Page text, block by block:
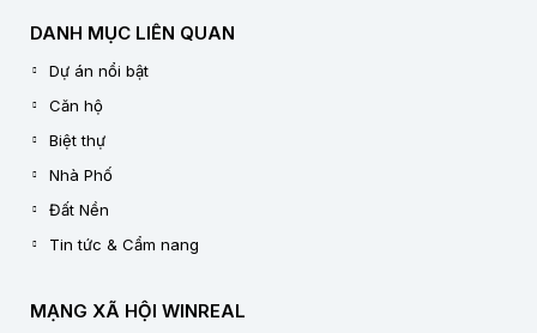
DANH MỤC LIÊN QUAN
Dự án nổi bật
Căn hộ
Biệt thự
Nhà Phố
Đất Nền
Tin tức & Cẩm nang
MẠNG XÃ HỘI WINREAL